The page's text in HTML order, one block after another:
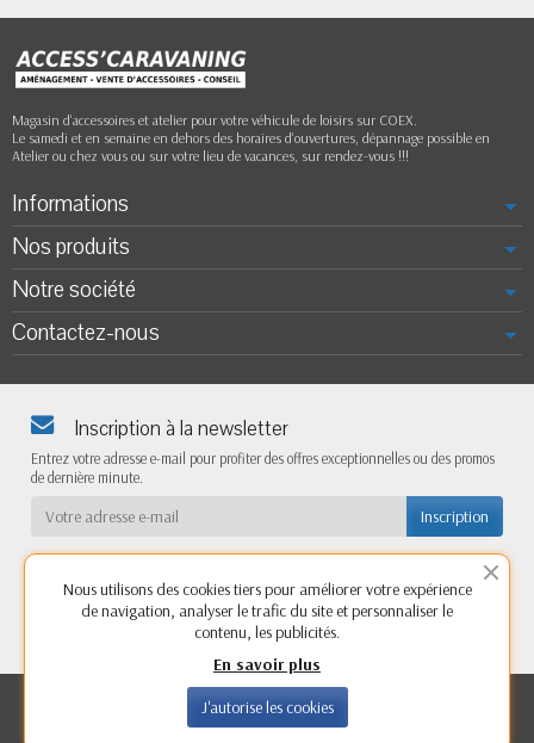
Magasin d'accessoires et atelier pour votre véhicule de loisirs sur COEX.
Le samedi et en semaine en dehors des horaires d'ouvertures, dépannage possible en
Atelier ou chez vous ou sur votre lieu de vacances, sur rendez-vous !!!
Informations
Nos produits
Notre société
Contactez-nous
Inscription à la newsletter
Entrez votre adresse e-mail pour profiter des offres exceptionnelles ou des promos
de dernière minute.
Copyright © 2026 -Access'caravaning,
d'accessoires pour véhicules de loisirs (camping-car,
Nous utilisons des cookies tiers pour améliorer votre expérience
de navigation, analyser le trafic du site et personnaliser le
contenu, les publicités.
En savoir plus
J'autorise les cookies